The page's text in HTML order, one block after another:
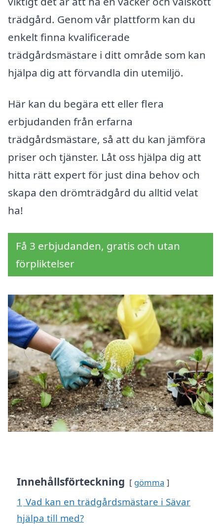
trädgård. Genom vår plattform kan du
enkelt finna kvalificerade
trädgårdsmästare i ditt område som kan
hjälpa dig att förvandla din utemiljö.
Här kan du begära ett eller flera
erbjudanden från erfarna
trädgårdsmästare, så att du kan jämföra
priser och tjänster. Låt oss hjälpa dig att
hitta rätt expert för just dina behov och
skapa den drömträdgård du alltid velat
ha!
Få 3 erbjudanden, gratis och utan
förpliktelser
Innehållsförteckning gömma
1 Vad kan en trädgårdsmästare i Sävar
hjälpa till med?